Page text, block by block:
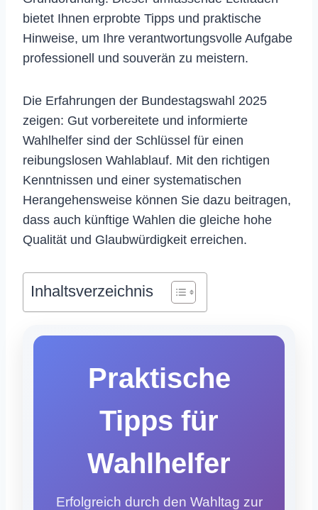
bietet Ihnen erprobte Tipps und praktische
Hinweise, um Ihre verantwortungsvolle Aufgabe
professionell und souverän zu meistern.
Die Erfahrungen der Bundestagswahl 2025
zeigen: Gut vorbereitete und informierte
Wahlhelfer sind der Schlüssel für einen
reibungslosen Wahlablauf. Mit den richtigen
Kenntnissen und einer systematischen
Herangehensweise können Sie dazu beitragen,
dass auch künftige Wahlen die gleiche hohe
Qualität und Glaubwürdigkeit erreichen.
Inhaltsverzeichnis
Praktische
Tipps für
Wahlhelfer
Erfolgreich durch den Wahltag zur